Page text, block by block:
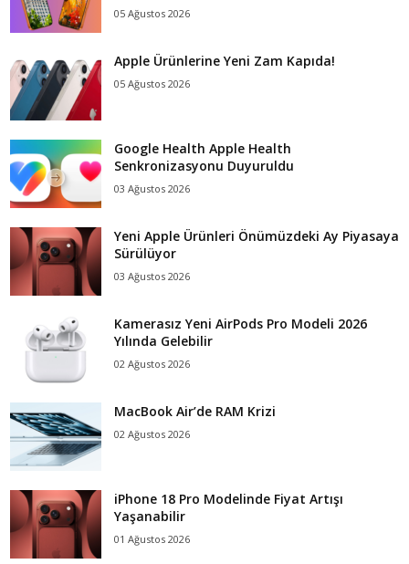
05 Ağustos 2026
Apple Ürünlerine Yeni Zam Kapıda!
05 Ağustos 2026
Google Health Apple Health
Senkronizasyonu Duyuruldu
03 Ağustos 2026
Yeni Apple Ürünleri Önümüzdeki Ay Piyasaya
Sürülüyor
03 Ağustos 2026
Kamerasız Yeni AirPods Pro Modeli 2026
Yılında Gelebilir
02 Ağustos 2026
MacBook Air’de RAM Krizi
02 Ağustos 2026
iPhone 18 Pro Modelinde Fiyat Artışı
Yaşanabilir
01 Ağustos 2026